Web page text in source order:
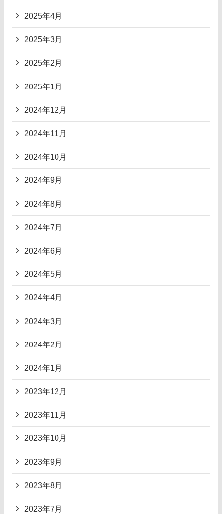
2025年4月
2025年3月
2025年2月
2025年1月
2024年12月
2024年11月
2024年10月
2024年9月
2024年8月
2024年7月
2024年6月
2024年5月
2024年4月
2024年3月
2024年2月
2024年1月
2023年12月
2023年11月
2023年10月
2023年9月
2023年8月
2023年7月